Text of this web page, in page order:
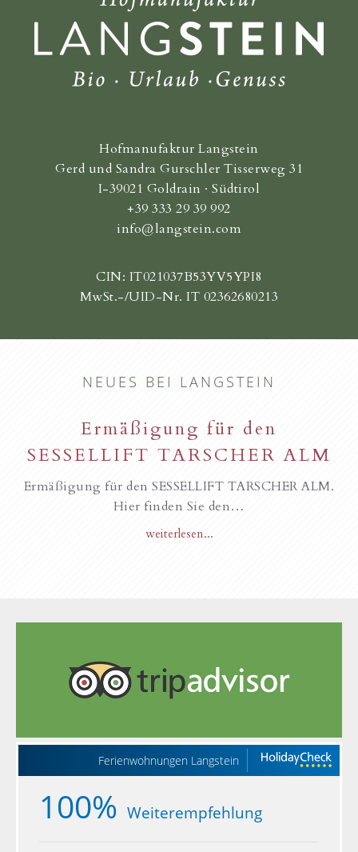
Hofmanufaktur Langstein
Gerd und Sandra Gurschler Tisserweg 31
I-39021 Goldrain · Südtirol
+39 333 29 39 992
info@langstein.com
CIN: IT021037B53YV5YPI8
MwSt.-/UID-Nr. IT 02362680213
NEUES BEI LANGSTEIN
Ermäßigung für den
SESSELLIFT TARSCHER ALM
Ermäßigung für den SESSELLIFT TARSCHER ALM.
Hier finden Sie den…
weiterlesen...
Ferienwohnungen Langstein
100% Weiterempfehlung